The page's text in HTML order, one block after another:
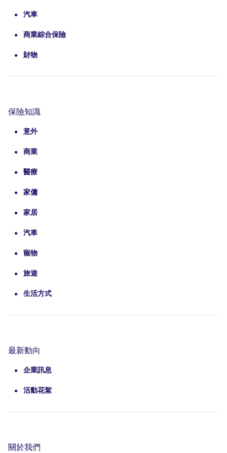
汽車
商業綜合保險
財物
保險知識
意外
商業
醫療
家傭
家居
汽車
寵物
旅遊
生活方式
最新動向
企業訊息
活動花絮
關於我們